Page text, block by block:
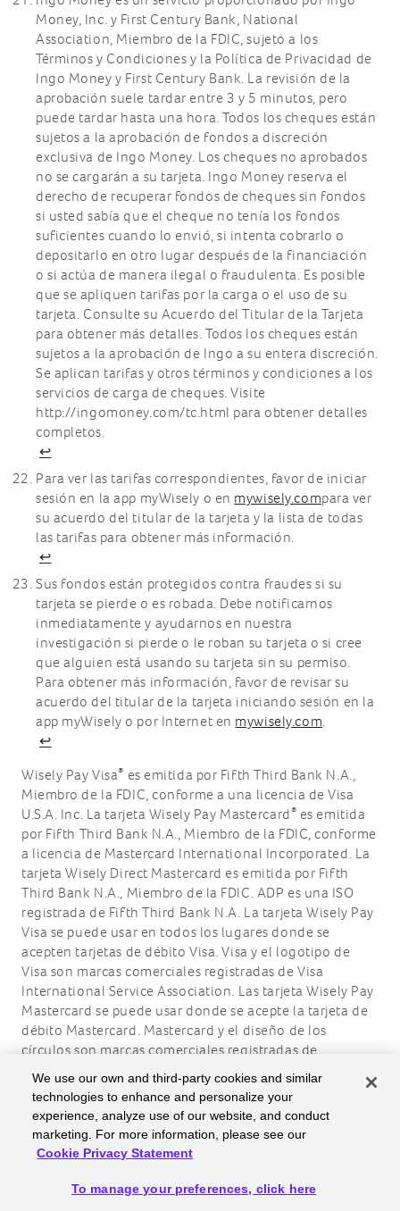
Money, Inc. y First Century Bank, National
Association, Miembro de la FDIC, sujeto a los
Términos y Condiciones y la Política de Privacidad de
Ingo Money y First Century Bank. La revisión de la
aprobación suele tardar entre 3 y 5 minutos, pero
puede tardar hasta una hora. Todos los cheques están
sujetos a la aprobación de fondos a discreción
exclusiva de Ingo Money. Los cheques no aprobados
no se cargarán a su tarjeta. Ingo Money reserva el
derecho de recuperar fondos de cheques sin fondos
si usted sabía que el cheque no tenía los fondos
suficientes cuando lo envió, si intenta cobrarlo o
depositarlo en otro lugar después de la financiación
o si actúa de manera ilegal o fraudulenta. Es posible
que se apliquen tarifas por la carga o el uso de su
tarjeta. Consulte su Acuerdo del Titular de la Tarjeta
para obtener más detalles. Todos los cheques están
sujetos a la aprobación de Ingo a su entera discreción.
Se aplican tarifas y otros términos y condiciones a los
servicios de carga de cheques. Visite
http://ingomoney.com/tc.html para obtener detalles
completos.
↩
Para ver las tarifas correspondientes, favor de iniciar
sesión en la app myWisely o en mywisely.compara ver
su acuerdo del titular de la tarjeta y la lista de todas
las tarifas para obtener más información.
↩
Sus fondos están protegidos contra fraudes si su
tarjeta se pierde o es robada. Debe notificarnos
inmediatamente y ayudarnos en nuestra
investigación si pierde o le roban su tarjeta o si cree
que alguien está usando su tarjeta sin su permiso.
Para obtener más información, favor de revisar su
acuerdo del titular de la tarjeta iniciando sesión en la
app myWisely o por Internet en mywisely.com.
↩
Wisely Pay Visa® es emitida por Fifth Third Bank N.A.,
Miembro de la FDIC, conforme a una licencia de Visa
U.S.A. Inc. La tarjeta Wisely Pay Mastercard® es emitida
por Fifth Third Bank N.A., Miembro de la FDIC, conforme
a licencia de Mastercard International Incorporated. La
tarjeta Wisely Direct Mastercard es emitida por Fifth
Third Bank N.A., Miembro de la FDIC. ADP es una ISO
registrada de Fifth Third Bank N.A. La tarjeta Wisely Pay
Visa se puede usar en todos los lugares donde se
acepten tarjetas de débito Visa. Visa y el logotipo de
Visa son marcas comerciales registradas de Visa
International Service Association. Las tarjeta Wisely Pay
Mastercard se puede usar donde se acepte la tarjeta de
débito Mastercard. Mastercard y el diseño de los
círculos son marcas comerciales registradas de
Mastercard International Incorporated.
ADP, el logotipo de ADP, Wisely, myWisely y el logotipo
de Wisely son marcas comerciales registradas de ADP,
Inc.
Derecho de autor © 2026 ADP, Inc. Todos los derechos
reservados.
We use our own and third-party cookies and similar
technologies to enhance and personalize your
experience, analyze use of our website, and conduct
marketing. For more information, please see our
Cookie Privacy Statement
To manage your preferences, click here